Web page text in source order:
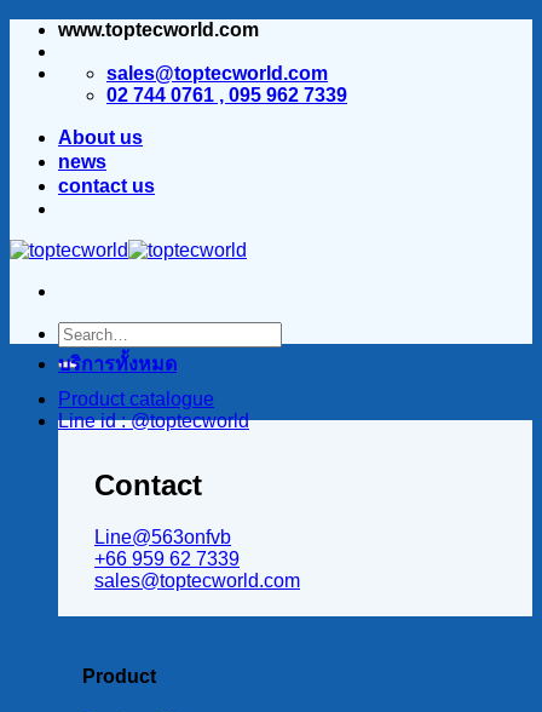
ข้าม
www.toptecworld.com
sales@toptecworld.com
02 744 0761 , 095 962 7339
About us
news
contact us
Product catalogue
Line id : @toptecworld
บริการทั้งหมด
Contact
Line@563onfvb
+66 959 62 7339
sales@toptecworld.com
Product